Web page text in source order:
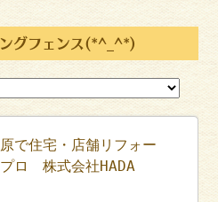
グフェンス(*^_^*)
で住宅・店舗リフォー
ロ 株式会社HADA